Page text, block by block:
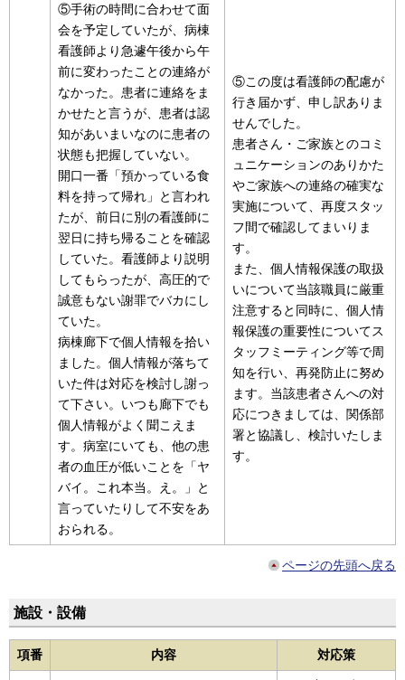
⑤手術の時間に合わせて面
会を予定していたが、病棟
看護師より急遽午後から午
前に変わったことの連絡が
なかった。患者に連絡をま
かせたと言うが、患者は認
知があいまいなのに患者の
状態も把握していない。
開口一番「預かっている食
料を持って帰れ」と言われ
たが、前日に別の看護師に
翌日に持ち帰ることを確認
していた。看護師より説明
してもらったが、高圧的で
誠意もない謝罪でバカにし
ていた。
病棟廊下で個人情報を拾い
ました。個人情報が落ちて
いた件は対応を検討し謝っ
て下さい。いつも廊下でも
個人情報がよく聞こえま
す。病室にいても、他の患
者の血圧が低いことを「ヤ
バイ。これ本当。え。」と
言っていたりして不安をあ
おられる。
⑤この度は看護師の配慮が
行き届かず、申し訳ありま
せんでした。
患者さん・ご家族とのコミ
ュニケーションのありかた
やご家族への連絡の確実な
実施について、再度スタッ
フ間で確認してまいりま
す。
また、個人情報保護の取扱
いについて当該職員に厳重
注意すると同時に、個人情
報保護の重要性についてス
タッフミーティング等で周
知を行い、再発防止に努め
ます。当該患者さんへの対
応につきましては、関係部
署と協議し、検討いたしま
す。
ページの先頭へ戻る
施設・設備
項番 内容 対応策